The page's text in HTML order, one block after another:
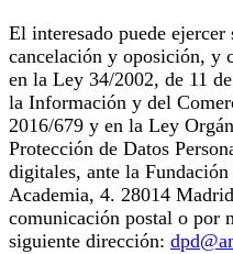
El interesado puede
cancelación y oposición, y
en la Ley 34/2002, de 11
la Información y del
2016/679 y en la Ley
Protección de Datos
digitales, ante la
Academia, 4. 28014
comunicación postal o por
siguiente dirección: